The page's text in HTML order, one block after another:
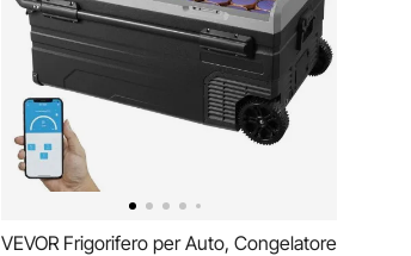
VEVOR Frigorifero per Auto, Congelatore